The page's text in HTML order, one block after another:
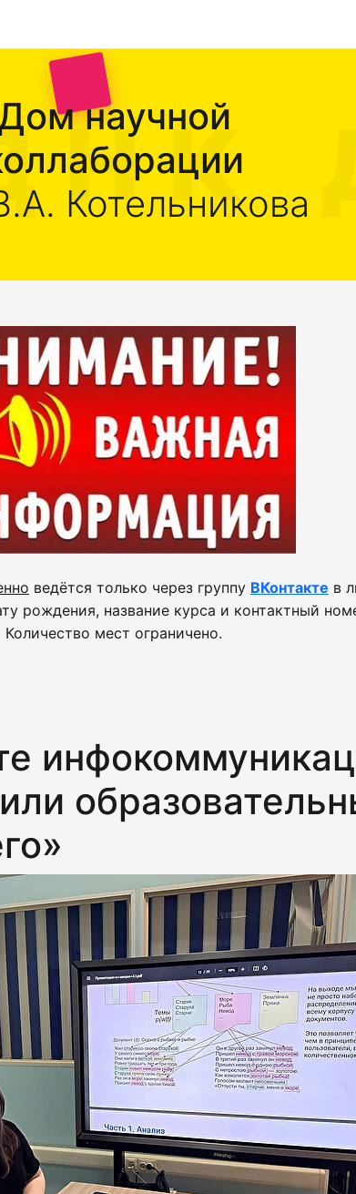
научной
Котельникова
ведётся только через группу ВКонтакте в
рождения, название курса и контактный
Количество мест ограничено.